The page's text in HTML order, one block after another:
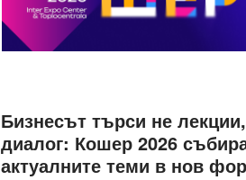
Бизнесът търси не
диалог: Кошер 2026
актуалните теми в нов